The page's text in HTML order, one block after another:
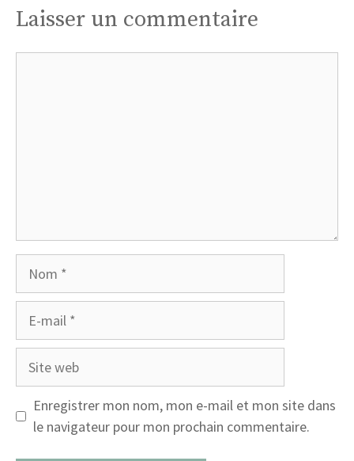
Laisser un commentaire
Site
Enregistrer mon nom, mon e-mail et mon site dans
le navigateur pour mon prochain commentaire.